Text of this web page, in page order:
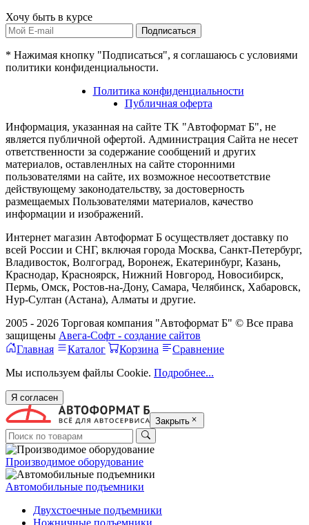
Хочу быть в курсе
Подписаться
* Нажимая кнопку "Подписаться", я соглашаюсь с условиями
политики конфиденциальности.
Политика конфиденциальности
Публичная оферта
Информация, указанная на сайте TK "Автоформат Б", не
является публичной офертой. Администрация Сайта не несет
ответственности за содержание сообщений и других
материалов, оставленлных на сайте сторонними
пользователями на сайте, их возможное несоответствие
действующему законодательству, за достоверность
размещаемых Пользователями материалов, качество
информации и изображений.
Интернет магазин Автоформат Б осуществляет доставку по
всей России и СНГ, включая города Москва, Санкт-Петербург,
Владивосток, Волгоград, Воронеж, Екатеринбург, Казань,
Краснодар, Красноярск, Нижний Новгород, Новосибирск,
Пермь, Омск, Ростов-на-Дону, Самара, Челябинск, Хабаровск,
Нур-Султан (Астана), Алматы и другие.
2005 - 2026 Торговая компания "Автоформат Б" © Все права
защищены Авега-Софт - создание сайтов
Главная
Каталог Корзина
Сравнение
Мы используем файлы Cookie. Подробнее...
Я согласен
Закрыть
Производимое оборудование
Автомобильные подъемники
Двухстоечные подъемники
Ножничные подъемники